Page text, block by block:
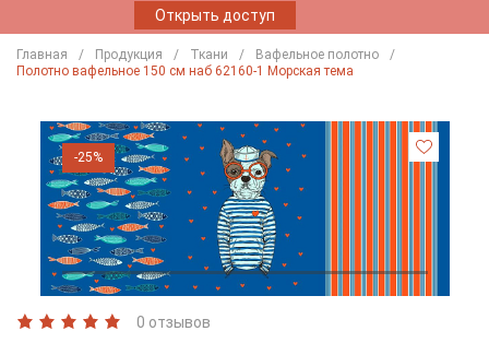
Открыть доступ
Главная Продукция Ткани
Вафельное полотно
Полотно вафельное 150 см наб 62160-1 Морская тема
-25%
0 отзывов